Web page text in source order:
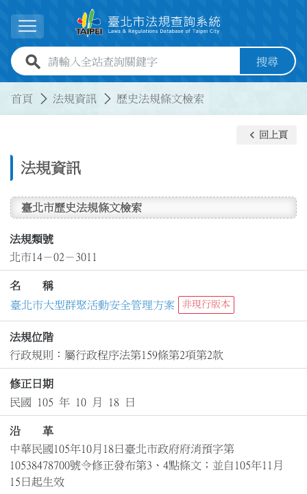
展開選單
全站查詢關鍵字欄位 搜尋
首頁 法規資訊 歷史法規條文檢索
法規資訊
keyboard_arrow_left 回上頁
臺北市歷史法規條文檢索
法規類號
北市14－02－3011
名 稱
臺北市大型群聚活動安全管理方案
非現行版本
法規位階
行政規則：屬行政程序法第159條第2項第2款
修正日期
民國 105 年 10 月 18 日
沿 革
中華民國105年10月18日臺北市政府府消預字第
10538478700號令修正發布第3、4點條文；並自105年11月
15日起生效